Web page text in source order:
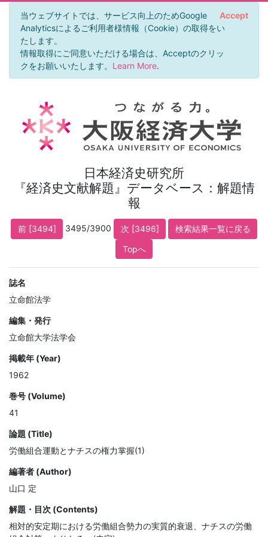
当ウェブサイトでは、サービス向上のためGoogle
Analyticsによるご利用者様情報（Cookie）の取得をい
たします。
情報取得にご同意いただける場合は、Acceptのクリッ
クをお願いいたします。 Learn More.
Accept
日本経済史研究所
『経済史文献解題』データベース：解題情
報
前 [3494] 3495/3900 次 [3496]
検索結果一覧に戻る
Topへ
誌名
立命館法学
編集・発行
立命館大学法学会
掲載年 (Year)
1962
巻号 (Volume)
41
論題 (Title)
労働組合運動とナチスの権力掌握(1)
編著者 (Author)
山口 定
解題・目次 (Contents)
相対的安定期における労働組合勢力の実質的衰退、ナチスの労働